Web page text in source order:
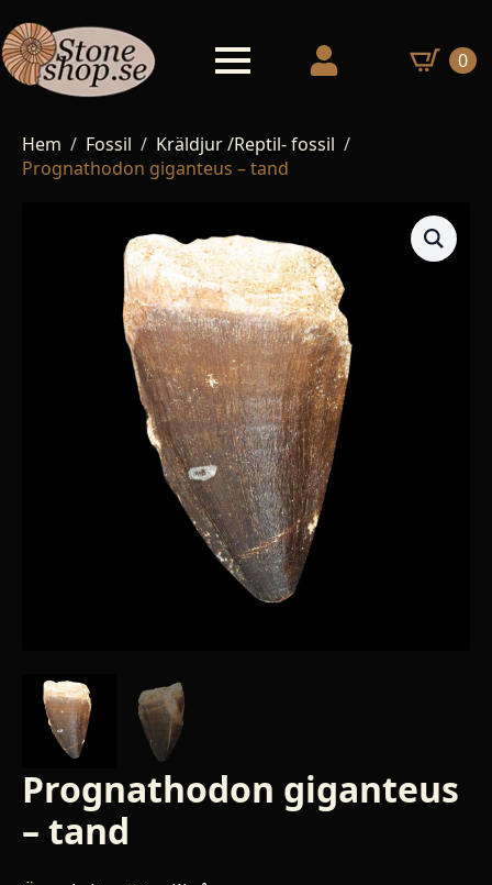
0
Hem Fossil
Kräldjur /Reptil- fossil
Prognathodon giganteus – tand
Prognathodon giganteus
– tand